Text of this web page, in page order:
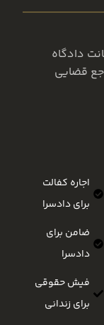
دادگاه
قضایی
اجاره کفالت
برای دادسرا
ضامن برای
دادسرا
فیش حقوقی
برای زندانی